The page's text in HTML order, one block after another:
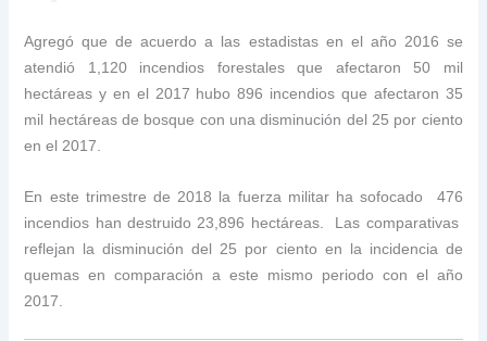
Agregó que de acuerdo a las estadistas en el año 2016 se
atendió 1,120 incendios forestales que afectaron 50 mil
hectáreas y en el 2017 hubo 896 incendios que afectaron 35
mil hectáreas de bosque con una disminución del 25 por ciento
en el 2017.
En este trimestre de 2018 la fuerza militar ha sofocado 476
incendios han destruido 23,896 hectáreas. Las comparativas
reflejan la disminución del 25 por ciento en la incidencia de
quemas en comparación a este mismo periodo con el año
2017.